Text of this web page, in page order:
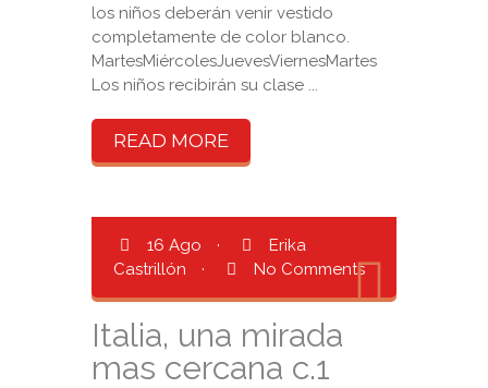
los niños deberán venir vestido
completamente de color blanco.
MartesMiércolesJuevesViernesMartes
Los niños recibirán su clase ...
READ MORE
16 Ago ·
Erika
Castrillón
· No Comments
Italia, una mirada
mas cercana c.1